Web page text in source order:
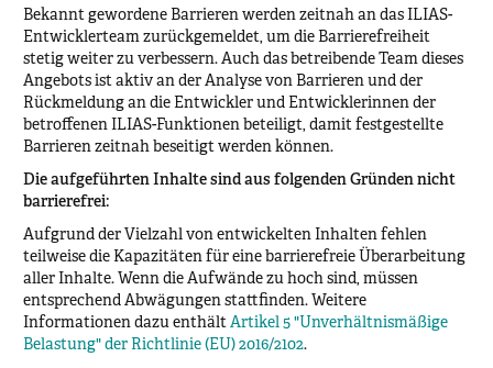
Bekannt gewordene Barrieren werden zeitnah an das ILIAS-
Entwicklerteam zurückgemeldet, um die Barrierefreiheit
stetig weiter zu verbessern. Auch das betreibende Team dieses
Angebots ist aktiv an der Analyse von Barrieren und der
Rückmeldung an die Entwickler und Entwicklerinnen der
betroffenen ILIAS-Funktionen beteiligt, damit festgestellte
Barrieren zeitnah beseitigt werden können.
Die aufgeführten Inhalte sind aus folgenden Gründen nicht
barrierefrei:
Aufgrund der Vielzahl von entwickelten Inhalten fehlen
teilweise die Kapazitäten für eine barrierefreie Überarbeitung
aller Inhalte. Wenn die Aufwände zu hoch sind, müssen
entsprechend Abwägungen stattfinden. Weitere
Informationen dazu enthältArtikel 5 "Unverhältnismäßige
Belastung" der Richtlinie (EU) 2016/2102.